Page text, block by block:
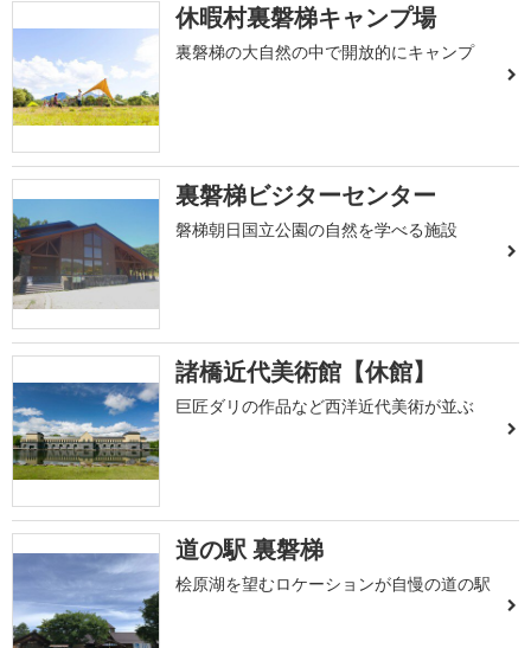
休暇村裏磐梯キャンプ場
裏磐梯の大自然の中で開放的にキャンプ
裏磐梯ビジターセンター
磐梯朝日国立公園の自然を学べる施設
諸橋近代美術館【休館】
巨匠ダリの作品など西洋近代美術が並ぶ
道の駅 裏磐梯
桧原湖を望むロケーションが自慢の道の駅